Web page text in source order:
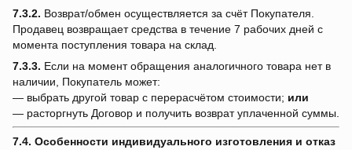
7.3.2. Возврат/обмен осуществляется за счёт Покупателя.
Продавец возвращает средства в течение 7 рабочих дней с
момента поступления товара на склад.
7.3.3. Если на момент обращения аналогичного товара нет в
наличии, Покупатель может:
— выбрать другой товар с перерасчётом стоимости; или
— расторгнуть Договор и получить возврат уплаченной суммы.
7.4. Особенности индивидуального изготовления и отказ